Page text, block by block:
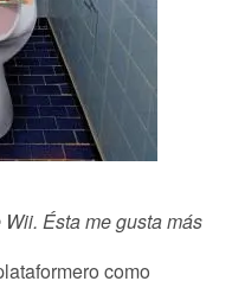
Ésta me gusta más
como